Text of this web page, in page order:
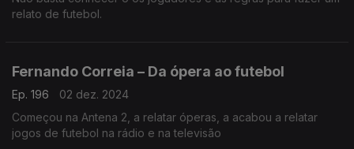
relato de futebol.
Fernando Correia – Da ópera ao futebol
Ep. 196
02 dez. 2024
Começou na Antena 2, a relatar óperas, a acabou a relatar
jogos de futebol na rádio e na televisão